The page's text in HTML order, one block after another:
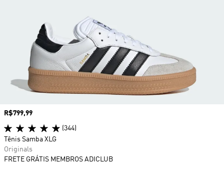
Preço
R$799,99
(344)
Tênis Samba XLG
Originals
FRETE GRÁTIS MEMBROS ADICLUB